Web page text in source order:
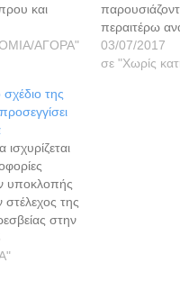
και
κατασκευή
φυσικού
τελευταία
του
Eurasia-
Summit"-
και
υπουργός
ρόλο…
ΑΓΟΡΑ"
περαιτέρω
σχέσεων,
03/07/2017
σε "Χωρίς
της
υποκλοπής
της
στην
σύμφωνα